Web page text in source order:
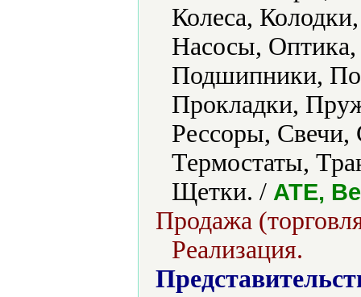
Колeса,
Насосы, Оптика,
Подшипники,
Прокладки,
Рессоры,
Термостаты,
Щетки. / ATE,
Продажа
Реализация.